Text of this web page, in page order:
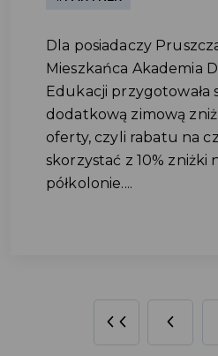
Dla posiadaczy
Mieszkańca Akademia
Edukacji przygotowała
dodatkową zimową
oferty, czyli rabatu na
skorzystać z 10% zniżki
półkolonie....